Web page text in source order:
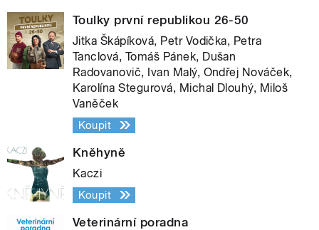
Toulky první republikou 26-50
Jitka Škápíková, Petr Vodička, Petra
Tanclová, Tomáš Pánek, Dušan
Radovanovič, Ivan Malý, Ondřej Nováček,
Karolína Stegurová, Michal Dlouhý, Miloš
Vaněček
Koupit
Kněhyně
Kaczi
Koupit
Veterinární poradna